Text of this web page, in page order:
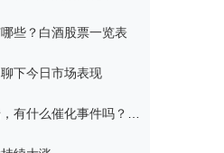
些？白酒股票一览表
下今日市场表现
化事件吗？如何看待后续表现